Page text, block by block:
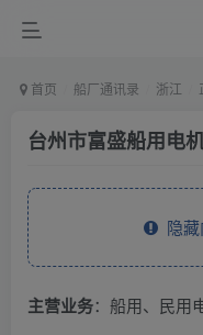
首页 船厂通讯录 浙江
台州市富盛船用电
隐
主营业务：船用、民用